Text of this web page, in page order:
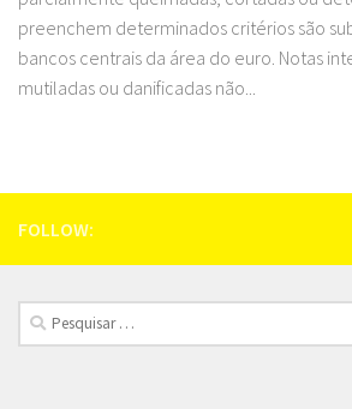
preenchem determinados critérios são
bancos centrais da área do euro. Notas
mutiladas ou danificadas não...
FOLLOW:
Pesquisar
por: